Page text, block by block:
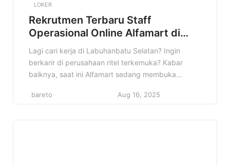
LOKER
Rekrutmen Terbaru Staff
Operasional Online Alfamart di
Labuhanbatu Selatan Terbaru
Lagi cari kerja di Labuhanbatu Selatan? Ingin
berkarir di perusahaan ritel terkemuka? Kabar
baiknya, saat ini Alfamart sedang membuka
wilayah Labuhanbatu Selatan! Informasi ini sangat
bareto Aug 16, 2025